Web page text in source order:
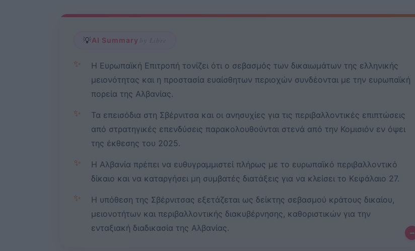
💡AI Summary by Libre
✨
Η Ευρωπαϊκή Επιτροπή τονίζει ότι ο σεβασμός των δικαιωμάτων της ελληνικής
μειονότητας και η προστασία ευαίσθητων περιοχών συνδέονται με την ευρωπαϊκή
πορεία της Αλβανίας.
✨
Τα επεισόδια στη Σβέρνιτσα και οι ανησυχίες για τις περιβαλλοντικές επιπτώσεις
από στρατηγικές επενδύσεις παρακολουθούνται στενά από την Κομισιόν εν όψει
της έκθεσης του 2025.
✨
Η Αλβανία πρέπει να ευθυγραμμιστεί πλήρως με το ευρωπαϊκό περιβαλλοντικό
δίκαιο και να καταργήσει μη συμβατές διατάξεις για να κλείσει το Κεφάλαιο 27.
✨
Η υπόθεση της Σβέρνιτσας εξετάζεται ως δείκτης σεβασμού κράτους δικαίου,
μειονοτήτων και περιβαλλοντικής διακυβέρνησης, καθοριστικών για την
ενταξιακή διαδικασία της Αλβανίας.
–